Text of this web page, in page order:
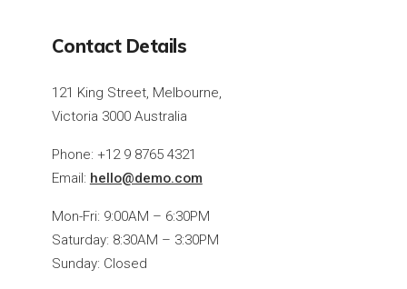
Contact Details
121 King Street, Melbourne,
Victoria 3000 Australia
Phone: +12 9 8765 4321
Email: hello@demo.com
Mon-Fri: 9:00AM – 6:30PM
Saturday: 8:30AM – 3:30PM
Sunday: Closed